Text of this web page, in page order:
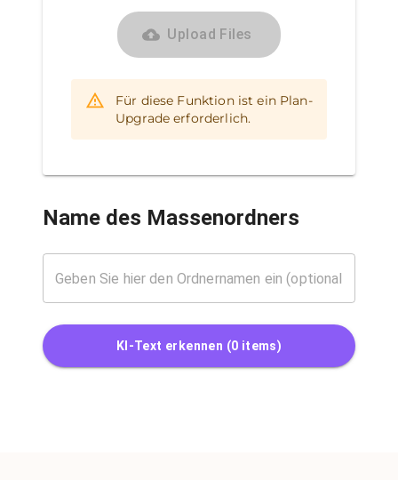
Upload Files
Für diese Funktion ist ein Plan-
Upgrade erforderlich.
Name des Massenordners
KI-Text erkennen (0 items)